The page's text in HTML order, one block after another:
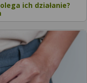
ich działanie?